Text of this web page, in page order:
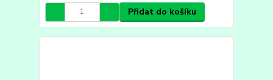
Přidat do košíku